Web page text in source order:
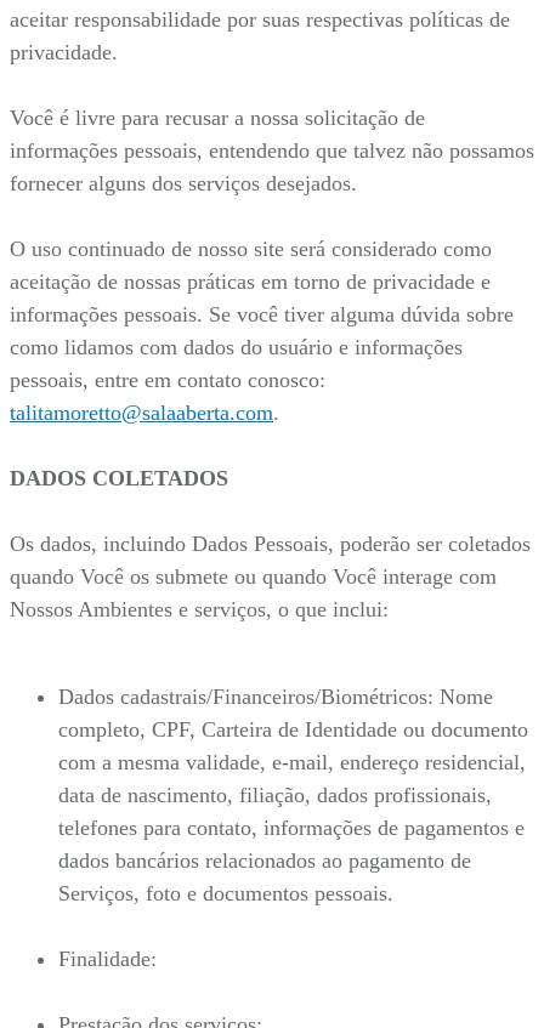
aceitar responsabilidade por suas respectivas políticas de
privacidade.
Você é livre para recusar a nossa solicitação de
informações pessoais, entendendo que talvez não possamos
fornecer alguns dos serviços desejados.
O uso continuado de nosso site será considerado como
aceitação de nossas práticas em torno de privacidade e
informações pessoais. Se você tiver alguma dúvida sobre
como lidamos com dados do usuário e informações
pessoais, entre em contato conosco:
talitamoretto@salaaberta.com.
DADOS COLETADOS
Os dados, incluindo Dados Pessoais, poderão ser coletados
quando Você os submete ou quando Você interage com
Nossos Ambientes e serviços, o que inclui:
Dados cadastrais/Financeiros/Biométricos: Nome
completo, CPF, Carteira de Identidade ou documento
com a mesma validade, e-mail, endereço residencial,
data de nascimento, filiação, dados profissionais,
telefones para contato, informações de pagamentos e
dados bancários relacionados ao pagamento de
Serviços, foto e documentos pessoais.
Finalidade: